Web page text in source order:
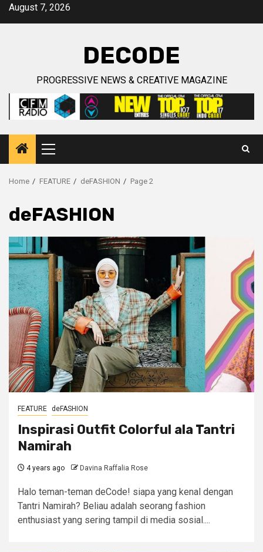
SkipAugust 7, 2026
DECODE
PROGRESSIVE NEWS & CREATIVE MAGAZINE
Primary
Menu
Home FEATURE deFASHION Page 2
deFASHION
FEATURE deFASHION
Inspirasi Outfit Colorful ala Tantri
Namirah
4 years ago Davina Raffalia Rose
Halo teman-teman deCode! siapa yang kenal dengan
Tantri Namirah? Beliau adalah seorang fashion
enthusiast yang sering tampil di media sosial....